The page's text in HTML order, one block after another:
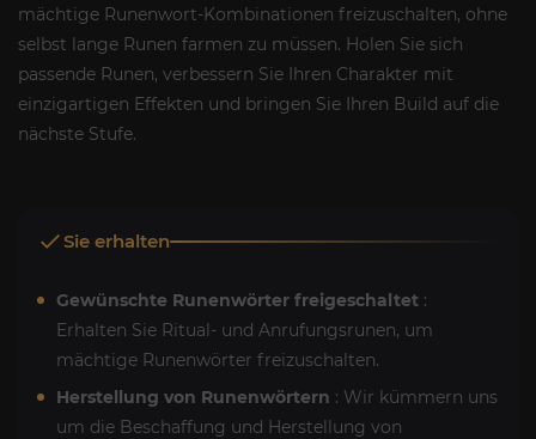
mächtige Runenwort-Kombinationen freizuschalten, ohne
selbst lange Runen farmen zu müssen. Holen Sie sich
passende Runen, verbessern Sie Ihren Charakter mit
einzigartigen Effekten und bringen Sie Ihren Build auf die
nächste Stufe.
Sie erhalten
Gewünschte Runenwörter freigeschaltet :
Erhalten Sie Ritual- und Anrufungsrunen, um
mächtige Runenwörter freizuschalten.
Herstellung von Runenwörtern : Wir kümmern uns
um die Beschaffung und Herstellung von